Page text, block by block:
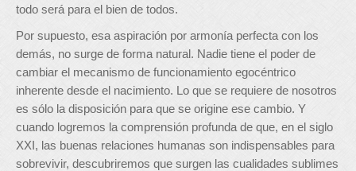
todo será para el bien de todos.
Por supuesto, esa aspiración por armonía perfecta con los
demás, no surge de forma natural. Nadie tiene el poder de
cambiar el mecanismo de funcionamiento egocéntrico
inherente desde el nacimiento. Lo que se requiere de nosotros
es sólo la disposición para que se origine ese cambio. Y
cuando logremos la comprensión profunda de que, en el siglo
XXI, las buenas relaciones humanas son indispensables para
sobrevivir, descubriremos que surgen las cualidades sublimes